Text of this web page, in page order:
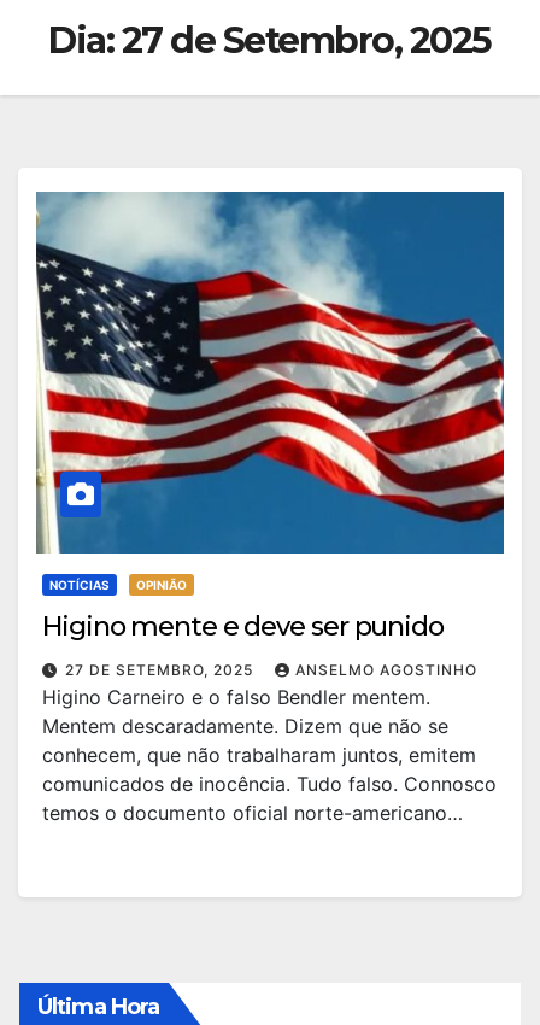
Dia:27 de Setembro, 2025
NOTÍCIAS OPINIÃO
Higino mente e deve ser punido
27 DE SETEMBRO, 2025 ANSELMO AGOSTINHO
Higino Carneiro e o falso Bendler mentem.
Mentem descaradamente. Dizem que não se
conhecem, que não trabalharam juntos, emitem
comunicados de inocência. Tudo falso. Connosco
temos o documento oficial norte-americano…
Última Hora